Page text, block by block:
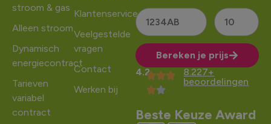
stroom & gas
Alleen stroom
Dynamisch
energiecontract
Tarieven
variabel
contract
Klantenservice
Veelgestelde
vragen
Contact
Werken bij
Bereken je prijs
Alternative:
4.2
8.227+
beoordelingen
Beste Keuze Award